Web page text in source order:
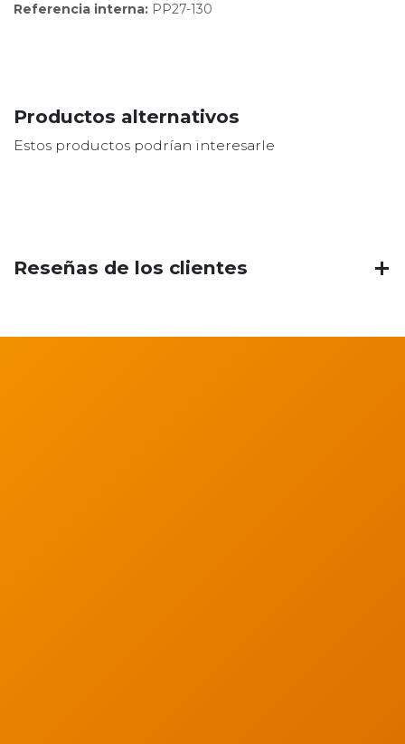
Referencia interna: PP27-130
Productos alternativos
Estos productos podrían interesarle
Reseñas de los clientes